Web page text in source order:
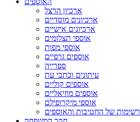
ארכיון הרצל
ארכיונים מוסדיים
ארכיונים אישיים
אוספי תצלומים
אוספי מפות
אוספים גרפיים
ספרייה
עיתונים וכתבי עת
אוספים קוליים
אוספים מוזיאליים
אוספי מיקרופילם
רשימות של החטיבות והאוספים